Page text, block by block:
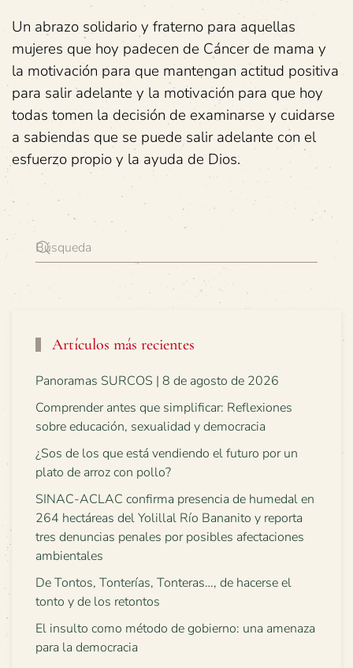
Un abrazo solidario y fraterno para aquellas
mujeres que hoy padecen de Cáncer de mama y
la motivación para que mantengan actitud positiva
para salir adelante y la motivación para que hoy
todas tomen la decisión de examinarse y cuidarse
a sabiendas que se puede salir adelante con el
esfuerzo propio y la ayuda de Dios.
Artículos más recientes
Panoramas SURCOS | 8 de agosto de 2026
Comprender antes que simplificar: Reflexiones
sobre educación, sexualidad y democracia
¿Sos de los que está vendiendo el futuro por un
plato de arroz con pollo?
SINAC-ACLAC confirma presencia de humedal en
264 hectáreas del Yolillal Río Bananito y reporta
tres denuncias penales por posibles afectaciones
ambientales
De Tontos, Tonterías, Tonteras…, de hacerse el
tonto y de los retontos
El insulto como método de gobierno: una amenaza
para la democracia